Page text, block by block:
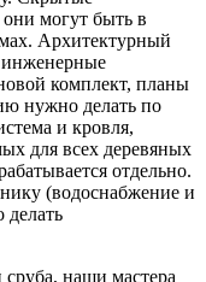
могут быть в
Архитектурный
инженерные
комплект, планы
нужно делать по
и кровля,
для всех деревяных
отдельно.
(водоснабжение и
делать
наши мастера